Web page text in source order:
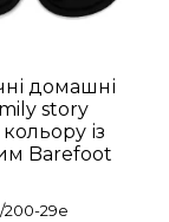
домашні
story
із
Barefoot
200-29e